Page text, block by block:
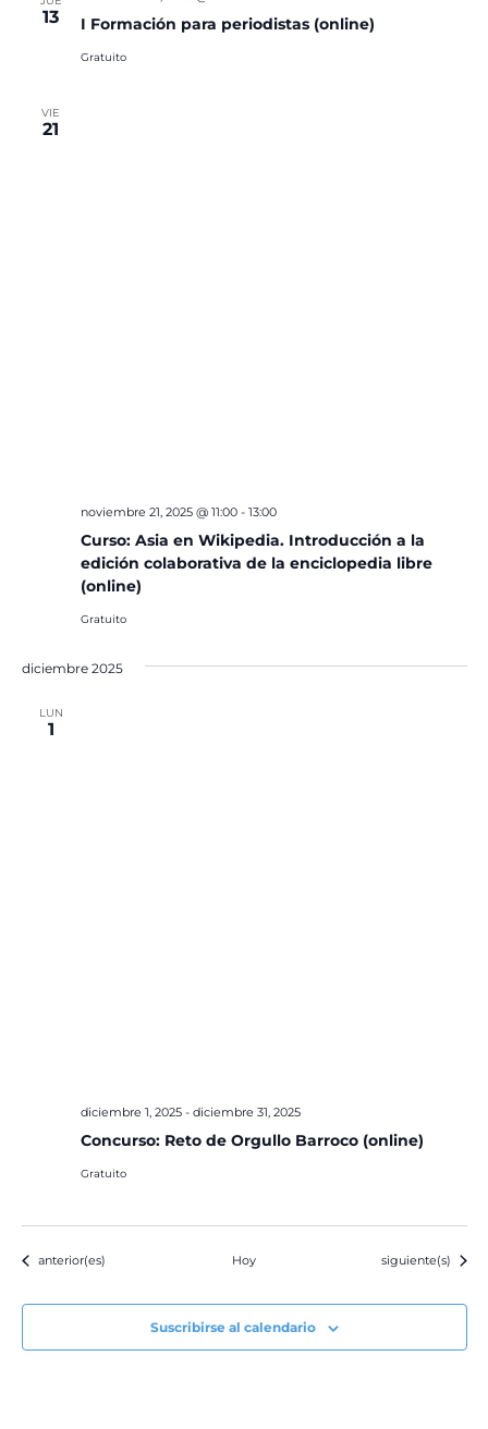
13 I Formación para periodistas (online)
Gratuito
VIE
21
Curso: Asia en Wikipedia. Introducción a la
edición colaborativa de la enciclopedia libre
(online)
noviembre 21, 2025 @ 11:00- 13:00
Gratuito
diciembre 2025
LUN
1
Concurso: Reto de Orgullo Barroco (online)
diciembre 1, 2025- diciembre 31, 2025
Gratuito
Eventos
anterior(es) Hoy Eventos
siguiente(s)
Suscribirse al calendario